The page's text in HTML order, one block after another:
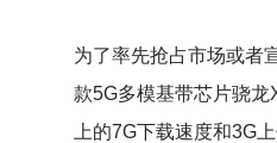
为了率先抢占市场或者
款5G多模基带芯片骁
上的7G下载速度和3G